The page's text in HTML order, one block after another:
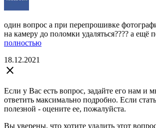
один вопрос а при перепрошивке
на камеру до поломки удаляться???? а ещё
полностью
18.12.2021
close
Если у Вас есть вопрос, задайте его нам и
ответить максимально подробно. Если
полезной - оцените ее, пожалуйста.
Вы уверены, что хотите удалить этот